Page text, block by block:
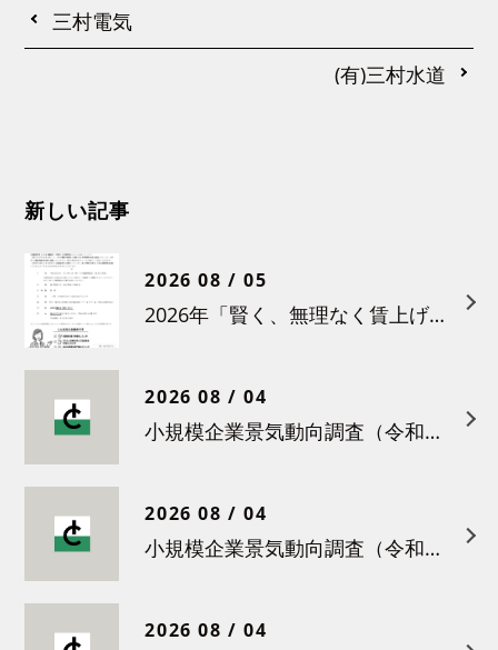
三村電気
(有)三村水道
新しい記事
2026 08 / 05
2026年「賢く、無理なく賃上げを！小さな職場のための労務管理セミナー」の開催について
2026 08 / 04
小規模企業景気動向調査（令和８年６月）結果について
2026 08 / 04
小規模企業景気動向調査（令和８年５月）結果について
2026 08 / 04